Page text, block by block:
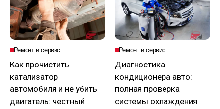
Ремонт и сервис
Как прочистить
катализатор
автомобиля и не убить
двигатель: честный
Ремонт и сервис
Диагностика
кондиционера авто:
полная проверка
системы охлаждения